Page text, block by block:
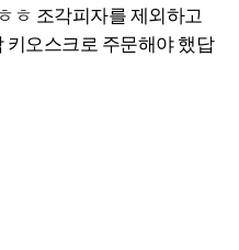
ㅎ 조각피자를 제외하고
키오스크로 주문해야 했답